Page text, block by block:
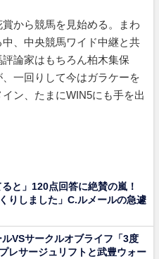
から競馬を見始める。まわ
、中央競馬ワイド中継と共
論家はもちろん柏木集保
一回りして今はガラケーを
ン、たまにWIN5にも手を出
と」120点回答に絶賛の嵐！
りしました」C.ルメールの急遽
VSサークルオブライフ「3度
レサージュリフトと武豊ウォー